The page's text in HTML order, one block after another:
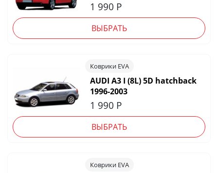
1 990 Р
ВЫБРАТЬ
Коврики EVA
AUDI A3 I (8L) 5D hatchback
1996-2003
1 990 Р
ВЫБРАТЬ
Коврики EVA